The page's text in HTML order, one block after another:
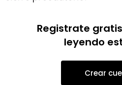
Registrate
leyendo
Crear